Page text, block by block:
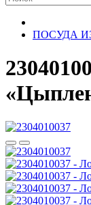
ПОСУДА